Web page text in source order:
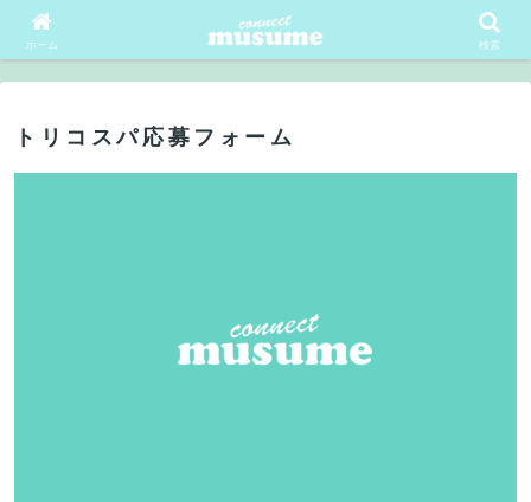
トリコスパ応募フォーム
ホーム 検索